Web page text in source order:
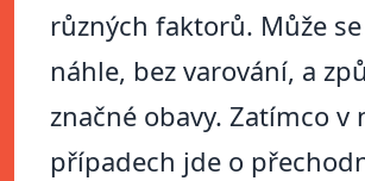
různých faktorů. Může
náhle, bez varování, a
značné obavy. Zatímco v
případech jde o